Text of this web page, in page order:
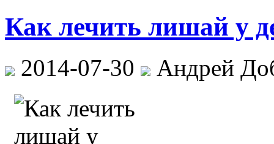
Как лечить лишай у
2014-07-30 Андрей